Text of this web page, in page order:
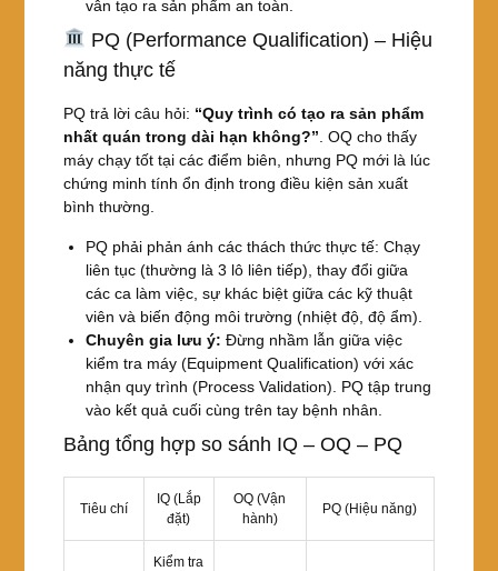
vẫn tạo ra sản phẩm an toàn.
PQ (Performance Qualification) – Hiệu
năng thực tế
PQ trả lời câu hỏi: “Quy trình có tạo ra sản phẩm
nhất quán trong dài hạn không?” . OQ cho thấy
máy chạy tốt tại các điểm biên, nhưng PQ mới là lúc
chứng minh tính ổn định trong điều kiện sản xuất
bình thường.
PQ phải phản ánh các thách thức thực tế: Chạy
liên tục (thường là 3 lô liên tiếp), thay đổi giữa
các ca làm việc, sự khác biệt giữa các kỹ thuật
viên và biến động môi trường (nhiệt độ, độ ẩm).
Chuyên gia lưu ý: Đừng nhầm lẫn giữa việc
kiểm tra máy (Equipment Qualification) với xác
nhận quy trình (Process Validation). PQ tập trung
vào kết quả cuối cùng trên tay bệnh nhân.
Bảng tổng hợp so sánh IQ – OQ – PQ
Tiêu chí
IQ (Lắp
đặt)
OQ (Vận
hành)
PQ (Hiệu năng)
Kiểm tra